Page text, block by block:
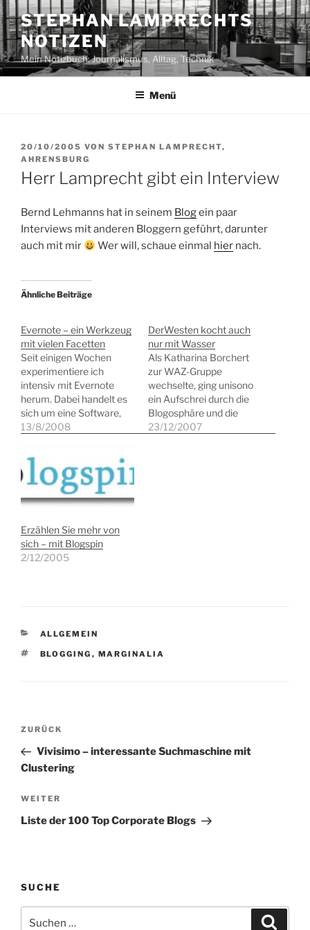
Zum
Inhalt
springen
STEPHAN LAMPRECHTS
NOTIZEN
Mein Notizbuch: Journalismus, Alltag, Technik
Menü
VERÖFFENTLICHT
AM
20/10/2005 VON STEPHAN LAMPRECHT,
AHRENSBURG
Herr Lamprecht gibt ein Interview
Bernd Lehmanns hat in seinem Blogein paar
Interviews mit anderen Bloggern geführt, darunter
auch mit mir
Wer will, schaue einmal hier nach.
Ähnliche Beiträge
Evernote – ein Werkzeug
mit vielen Facetten
Seit einigen Wochen
experimentiere ich
intensiv mit Evernote
herum. Dabei handelt es
sich um eine Software,
die auf dem PC installiert
aus dem Haus Microsoft
verglichen werden kann.
Evernote wird für
Windows und MacOS
damit dann auch fast für
den Einsatz in…
13/8/2008
DerWesten kocht auch
nur mit Wasser
Als Katharina Borchert
zur WAZ-Gruppe
wechselte, ging unisono
ein Aufschrei durch die
Blogosphäre und die
Medienwelt
23/12/2007
Erzählen Sie mehr von
sich – mit Blogspin
2/12/2005
KATEGORIEN
ALLGEMEIN
SCHLAGWÖRTER
BLOGGING , MARGINALIA
Beitragsnavigation
Vorheriger
Beitrag
ZURÜCK
Vivisimo – interessante Suchmaschine mit
Clustering
Nächster
Beitrag
WEITER
Liste der 100 Top Corporate Blogs
SUCHE